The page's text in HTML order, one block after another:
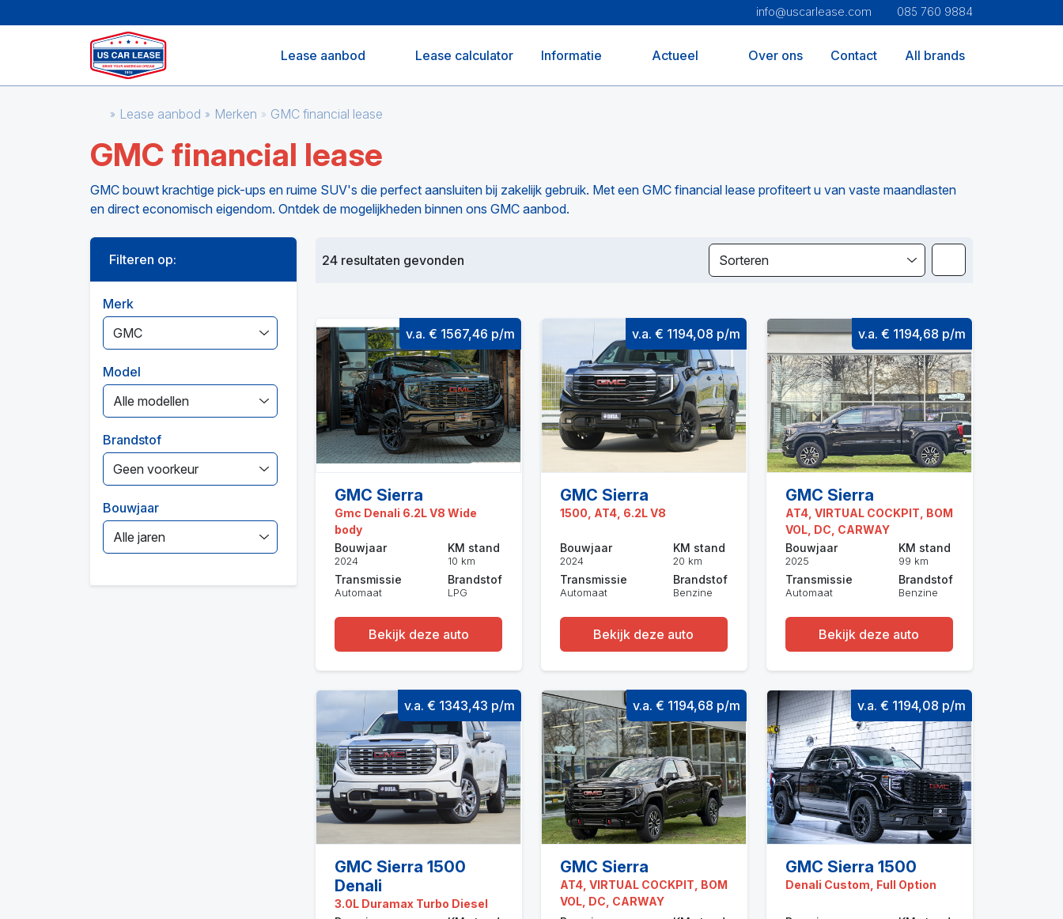
info@uscarlease.com 085 760 9884
Lease aanbod Lease calculator Informatie Actueel Over ons Contact All brands
Lease aanbod Merken GMC financial lease
GMC financial lease
GMC bouwt krachtige pick-ups en ruime SUV's die perfect aansluiten bij zakelijk gebruik. Met een GMC financial lease profiteert u van vaste maandlasten
en direct economisch eigendom. Ontdek de mogelijkheden binnen ons GMC aanbod.
Filteren op:
Merk
GMC
Model
Alle modellen
Brandstof
Geen voorkeur
Bouwjaar
Alle jaren
24 resultaten gevonden Sorteren
v.a. € 1567,46 p/m
GMC Sierra
Gmc Denali 6.2L V8 Wide
body
Bouwjaar
2024
Transmissie
Automaat
KM stand
10 km
Brandstof
LPG
Bekijk deze auto
v.a. € 1194,08 p/m
GMC Sierra
1500, AT4, 6.2L V8
Bouwjaar
2024
Transmissie
Automaat
KM stand
20 km
Brandstof
Benzine
Bekijk deze auto
v.a. € 1194,68 p/m
GMC Sierra
AT4, VIRTUAL COCKPIT, BOM
VOL, DC, CARWAY
Bouwjaar
2025
Transmissie
Automaat
KM stand
99 km
Brandstof
Benzine
Bekijk deze auto
v.a. € 1343,43 p/m
GMC Sierra 1500
Denali
3.0L Duramax Turbo Diesel
v.a. € 1194,68 p/m
GMC Sierra
AT4, VIRTUAL COCKPIT, BOM
VOL, DC, CARWAY
v.a. € 1194,08 p/m
GMC Sierra 1500
Denali Custom, Full Option